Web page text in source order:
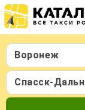
Воронеж
Спасск-